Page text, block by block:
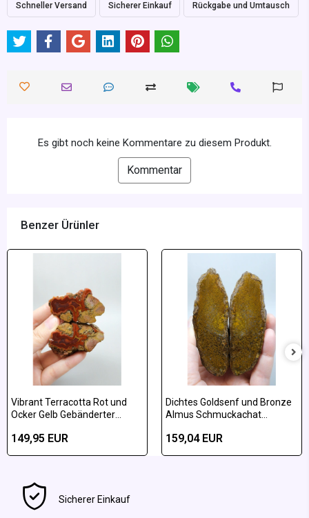
Schneller Versand Sicherer Einkauf Rückgabe und Umtausch
Es gibt noch keine Kommentare zu diesem Produkt.
Kommentar
Benzer Ürünler
Vibrant Terracotta Rot und
Ocker Gelb Gebänderter
149,95 EUR
Dichtes Goldsenf und Bronze
Almus Schmuckachat
159,04 EUR
Sicherer Einkauf